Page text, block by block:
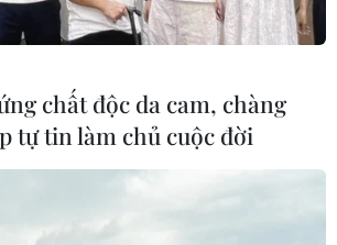
nhận các cuộc không kích của
tuần qua nhằm vào Syria "không giải
nhấn mạnh 3 nước buộc phải
chất độc da cam, chàng
tự tin làm chủ cuộc đời